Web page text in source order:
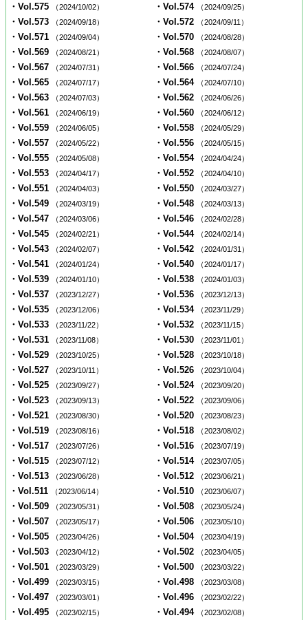
・Vol.575 （2024/10/02） ・Vol.574 （2024/09/25）
・Vol.573 （2024/09/18） ・Vol.572 （2024/09/11）
・Vol.571 （2024/09/04） ・Vol.570 （2024/08/28）
・Vol.569 （2024/08/21） ・Vol.568 （2024/08/07）
・Vol.567 （2024/07/31） ・Vol.566 （2024/07/24）
・Vol.565 （2024/07/17） ・Vol.564 （2024/07/10）
・Vol.563 （2024/07/03） ・Vol.562 （2024/06/26）
・Vol.561 （2024/06/19） ・Vol.560 （2024/06/12）
・Vol.559 （2024/06/05） ・Vol.558 （2024/05/29）
・Vol.557 （2024/05/22） ・Vol.556 （2024/05/15）
・Vol.555 （2024/05/08） ・Vol.554 （2024/04/24）
・Vol.553 （2024/04/17） ・Vol.552 （2024/04/10）
・Vol.551 （2024/04/03） ・Vol.550 （2024/03/27）
・Vol.549 （2024/03/19） ・Vol.548 （2024/03/13）
・Vol.547 （2024/03/06） ・Vol.546 （2024/02/28）
・Vol.545 （2024/02/21） ・Vol.544 （2024/02/14）
・Vol.543 （2024/02/07） ・Vol.542 （2024/01/31）
・Vol.541 （2024/01/24） ・Vol.540 （2024/01/17）
・Vol.539 （2024/01/10） ・Vol.538 （2024/01/03）
・Vol.537 （2023/12/27） ・Vol.536 （2023/12/13）
・Vol.535 （2023/12/06） ・Vol.534 （2023/11/29）
・Vol.533 （2023/11/22） ・Vol.532 （2023/11/15）
・Vol.531 （2023/11/08） ・Vol.530 （2023/11/01）
・Vol.529 （2023/10/25） ・Vol.528 （2023/10/18）
・Vol.527 （2023/10/11） ・Vol.526 （2023/10/04）
・Vol.525 （2023/09/27） ・Vol.524 （2023/09/20）
・Vol.523 （2023/09/13） ・Vol.522 （2023/09/06）
・Vol.521 （2023/08/30） ・Vol.520 （2023/08/23）
・Vol.519 （2023/08/16） ・Vol.518 （2023/08/02）
・Vol.517 （2023/07/26） ・Vol.516 （2023/07/19）
・Vol.515 （2023/07/12） ・Vol.514 （2023/07/05）
・Vol.513 （2023/06/28） ・Vol.512 （2023/06/21）
・Vol.511 （2023/06/14） ・Vol.510 （2023/06/07）
・Vol.509 （2023/05/31） ・Vol.508 （2023/05/24）
・Vol.507 （2023/05/17） ・Vol.506 （2023/05/10）
・Vol.505 （2023/04/26） ・Vol.504 （2023/04/19）
・Vol.503 （2023/04/12） ・Vol.502 （2023/04/05）
・Vol.501 （2023/03/29） ・Vol.500 （2023/03/22）
・Vol.499 （2023/03/15） ・Vol.498 （2023/03/08）
・Vol.497 （2023/03/01） ・Vol.496 （2023/02/22）
・Vol.495 （2023/02/15） ・Vol.494 （2023/02/08）